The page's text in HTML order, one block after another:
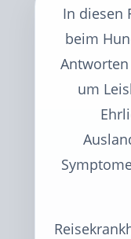
In diesen
beim
um